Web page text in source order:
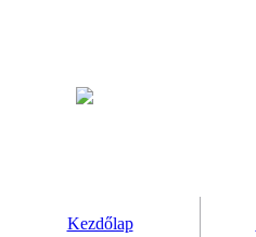
Kezdőlap